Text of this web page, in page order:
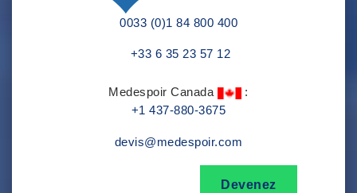
0033 (0)1 84 800 400
+33 6 35 23 57 12
Medespoir Canada
:
+1 437-880-3675
devis@medespoir.com
Devenez